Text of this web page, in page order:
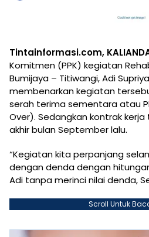
Tintainformasi.com,
Komitmen (PPK) kegiatan
Bumijaya – Titiwangi, Adi
membenarkan kegiatan
serah terima sementara atau
Over). Sedangkan kontrak
akhir bulan September lalu.
“Kegiatan kita perpanjang
dengan denda dengan
Adi tanpa merinci nilai denda,
Scroll Untuk